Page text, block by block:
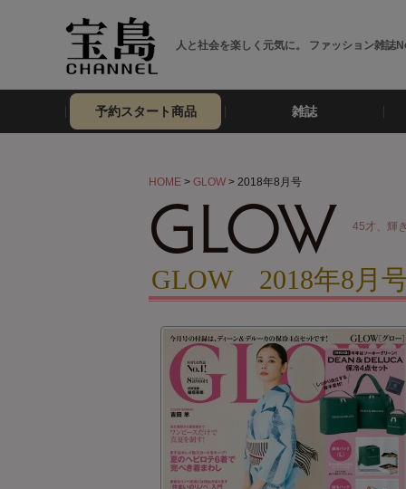
人と社会を楽しく元気に。 ファッション雑誌
予約スタート商品 雑誌
HOME > GLOW > 2018年8月号
45才、輝
GLOW 2018年8月